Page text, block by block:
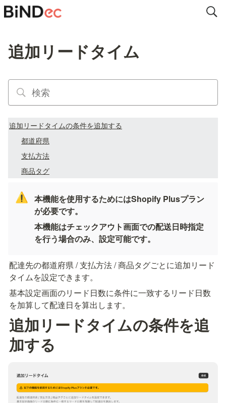
追加リードタイム
追加リードタイムの条件を追加する
都道府県
支払方法
商品タグ
⚠️
本機能を使用するためにはShopify Plusプラン
が必要です。
本機能はチェックアウト画面での配送日時指定
を行う場合のみ、設定可能です。
配達先の都道府県 / 支払方法 / 商品タグごとに追加リード
タイムを設定できます。
基本設定画面のリード日数に条件に一致するリード日数
を加算して配達日を算出します。
追加リードタイムの条件を追
加する